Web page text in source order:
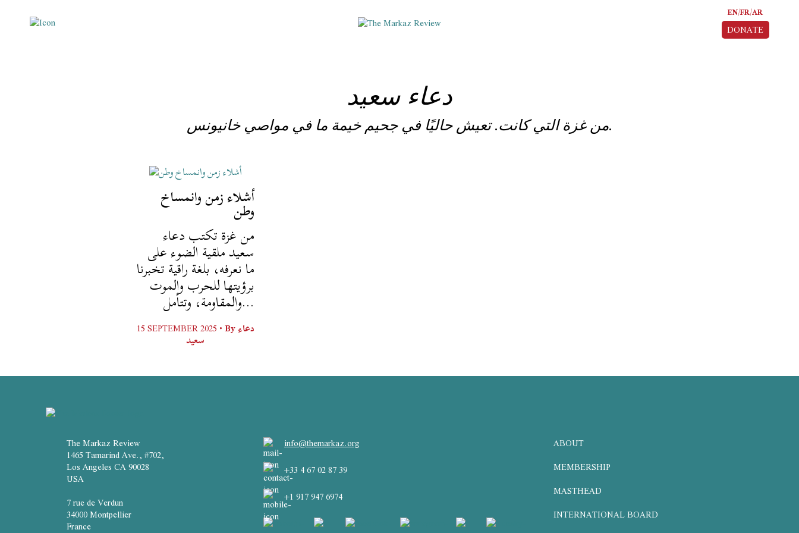
ENFRAR
DONATE
دعاء سعيد
من غزة التي كانت. تعيش حاليًا في جحيم خيمة ما في مواصي خانيونس.
أشلاء زمن وانمساخ
وطن
من غزة تكتب دعاء
سعيد ملقية الضوء على
ما نعرفه، بلغة راقية تخبرنا
برؤيتها للحرب والموت
والمقاومة، وتتأمل...
15 SEPTEMBER 2025 •Byدعاء
سعيد
The Markaz Review
1465 Tamarind Ave., #702,
Los Angeles CA 90028
USA
7 rue de Verdun
34000 Montpellier
France
info@themarkaz.org
+33 4 67 02 87 39
+1 917 947 6974
ABOUT
MEMBERSHIP
MASTHEAD
INTERNATIONAL BOARD